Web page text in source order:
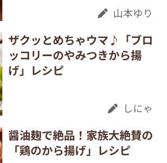
山本ゆり
ザクッとめちゃウマ♪「ブロ
ッコリーのやみつきから揚
げ」レシピ
しにゃ
醤油麹で絶品！家族大絶賛の
「鶏のから揚げ」レシピ